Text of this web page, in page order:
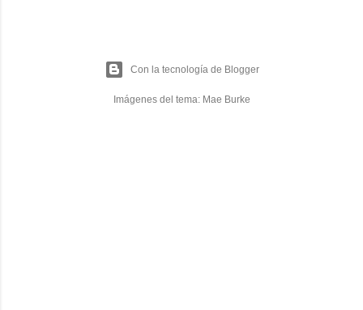
Con la tecnología de Blogger
Imágenes del tema: Mae Burke